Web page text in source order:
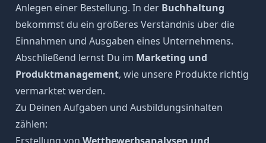
Anlegen einer Bestellung. In der Buchhaltung
bekommst du ein größeres Verständnis über die
Einnahmen und Ausgaben eines Unternehmens.
Abschließend lernst Du im Marketing und
Produktmanagement, wie unsere Produkte richtig
vermarktet werden.
Zu Deinen Aufgaben und Ausbildungsinhalten
zählen: